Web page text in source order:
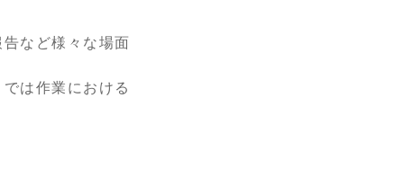
など様々な場面
は作業における